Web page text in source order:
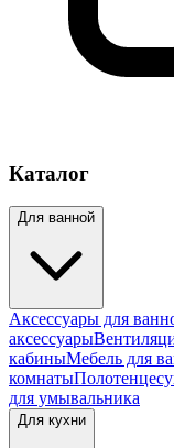
Каталог
Для ванной
Аксессуары для
аксессуары
кабиныМебель для
комнаты
для умывальника
Для кухни